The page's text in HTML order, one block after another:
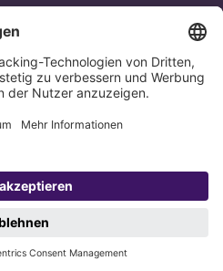
Newsletter
Jetzt anmelden
Co. KG, Bahnhofstraße 31, 85101 Lenting,
Impressum